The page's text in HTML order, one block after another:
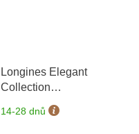
Longines Elegant
Collection
L4.309.5.19.7
5 let + možnost výměny
14-28 dnů